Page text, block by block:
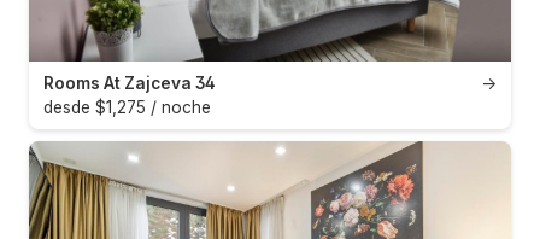
→
Rooms At Zajceva 34
desde $1,275 / noche